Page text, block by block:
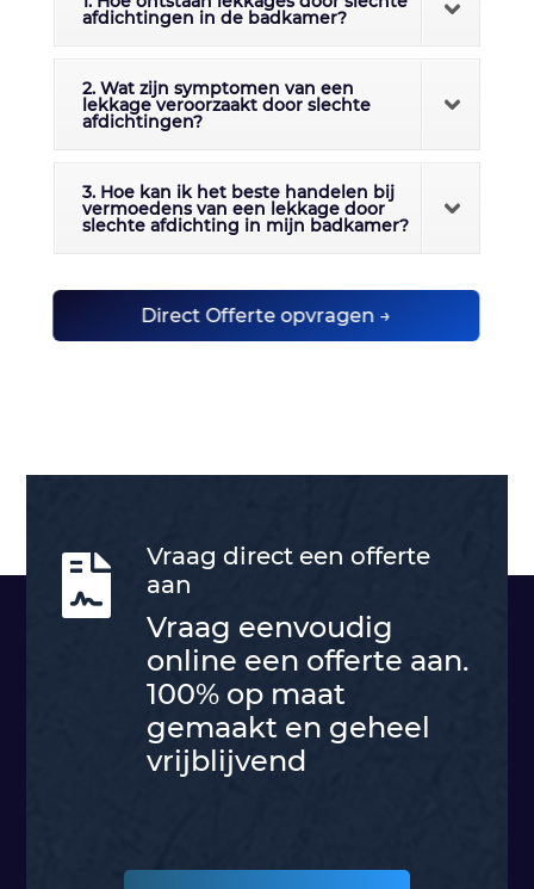
afdichtingen in de badkamer?
2. Wat zijn symptomen van een
lekkage veroorzaakt door slechte
afdichtingen?
3. Hoe kan ik het beste handelen bij
vermoedens van een lekkage door
slechte afdichting in mijn badkamer?
Direct Offerte opvragen →

Vraag direct een offerte
aan
Vraag eenvoudig
online een offerte aan.
100% op maat
gemaakt en geheel
vrijblijvend